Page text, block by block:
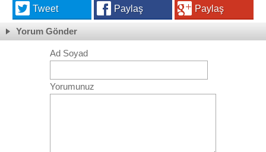
Tweet Paylaş Paylaş
Yorum Gönder
Ad Soyad
Yorumunuz